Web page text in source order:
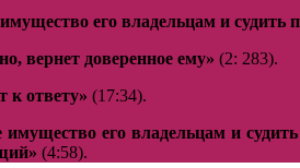
его владельцам и судить
вернет доверенное ему» (2: 283).
к ответу» (17:34).
его владельцам и
(4:58).